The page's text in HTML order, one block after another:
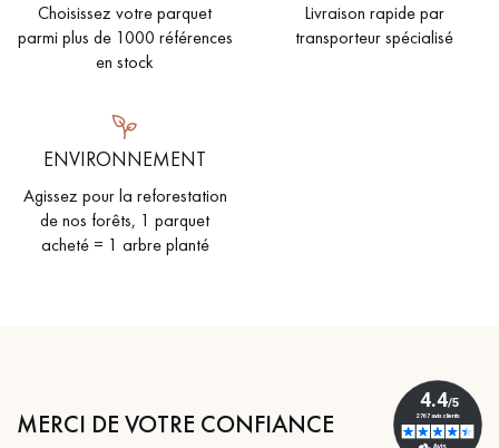
Choisissez votre parquet
parmi plus de 1000 références
en stock
Livraison rapide par
transporteur spécialisé
ENVIRONNEMENT
Agissez pour la reforestation
de nos forêts, 1 parquet
acheté = 1 arbre planté
MERCI DE VOTRE CONFIANCE